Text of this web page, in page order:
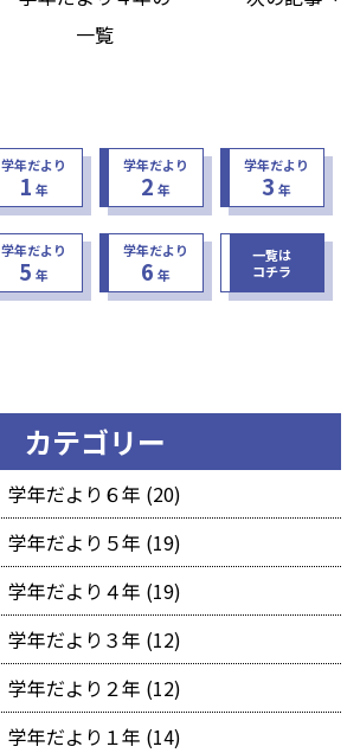
一覧
学年だより
1 年
学年だより
2 年
学年だより
3 年
学年だより
5 年
学年だより
6 年
一覧は
コチラ
カテゴリー
学年だより６年 (20)
学年だより５年 (19)
学年だより４年 (19)
学年だより３年 (12)
学年だより２年 (12)
学年だより１年 (14)